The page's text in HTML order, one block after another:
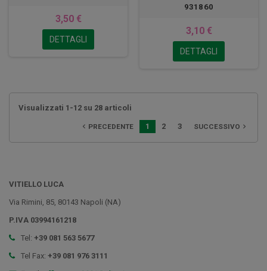
3,50 €
DETTAGLI
931860
3,10 €
DETTAGLI
Visualizzati 1-12 su 28 articoli
 PRECEDENTE 1 2 3 SUCCESSIVO 
VITIELLO LUCA
Via Rimini, 85, 80143 Napoli (NA)
P.IVA 03994161218
Tel: +39 081 563 5677
Tel Fax: +39 081 976 3111